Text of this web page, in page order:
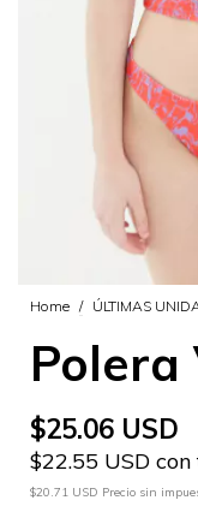
Home / ÚLTIMAS
Polera
$25.06 USD
$22.55 USD
$20.71 USD Precio sin